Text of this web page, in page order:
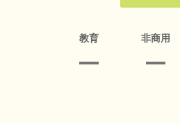
教育 非商用